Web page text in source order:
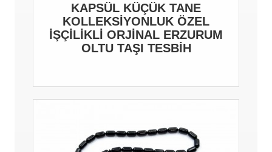
KAPSÜL KÜÇÜK TANE
KOLLEKSİYONLUK ÖZEL
İŞÇİLİKLİ ORJİNAL ERZURUM
OLTU TAŞI TESBİH